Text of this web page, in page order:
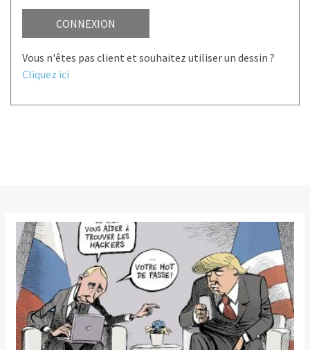
CONNEXION
Vous n'êtes pas client et souhaitez utiliser un dessin ?
Cliquez ici